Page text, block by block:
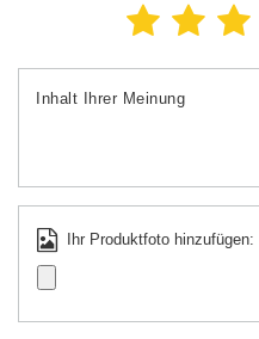
Inhalt Ihrer Meinung
Ihr Produktfoto hinzufügen: